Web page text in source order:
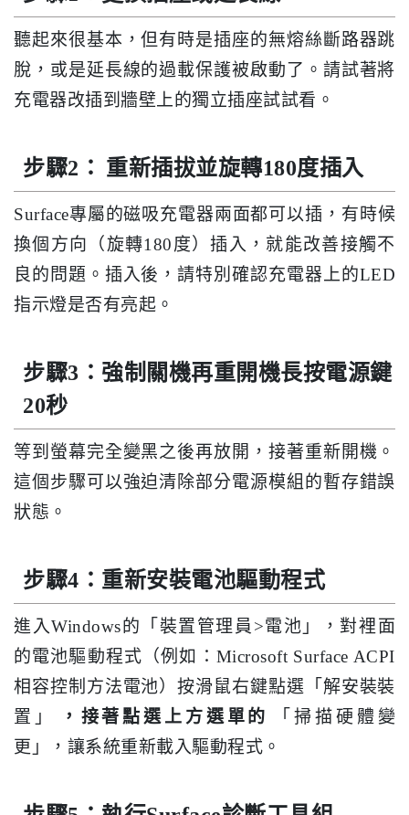
聽起來很基本，但有時是插座的無熔絲斷路器跳
脫，或是延長線的過載保護被啟動了。請試著將
充電器改插到牆壁上的獨立插座試試看。
步驟2： 重新插拔並旋轉180度插入
Surface專屬的磁吸充電器兩面都可以插，有時候
換個方向（旋轉180度）插入，就能改善接觸不
良的問題。插入後，請特別確認充電器上的LED
指示燈是否有亮起。
步驟3：強制關機再重開機長按電源鍵
20秒
等到螢幕完全變黑之後再放開，接著重新開機。
這個步驟可以強迫清除部分電源模組的暫存錯誤
狀態。
步驟4：重新安裝電池驅動程式
進入Windows的「裝置管理員>電池」，對裡面
的電池驅動程式（例如：Microsoft Surface ACPI
相容控制方法電池）按滑鼠右鍵點選「解安裝裝
置」
，接著點選上方選單的
「掃描硬體變
更」，讓系統重新載入驅動程式。